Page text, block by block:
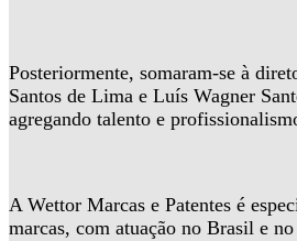
Posteriormente, somaram-se à
Santos de Lima e Luís Wagner
agregando talento e
A Wettor Marcas e Patentes é
marcas, com atuação no Brasil e